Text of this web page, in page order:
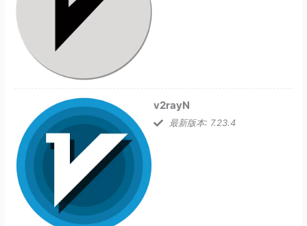
v2rayN
最新版本: 7.23.4